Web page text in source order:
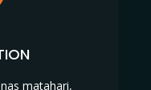
matahari,